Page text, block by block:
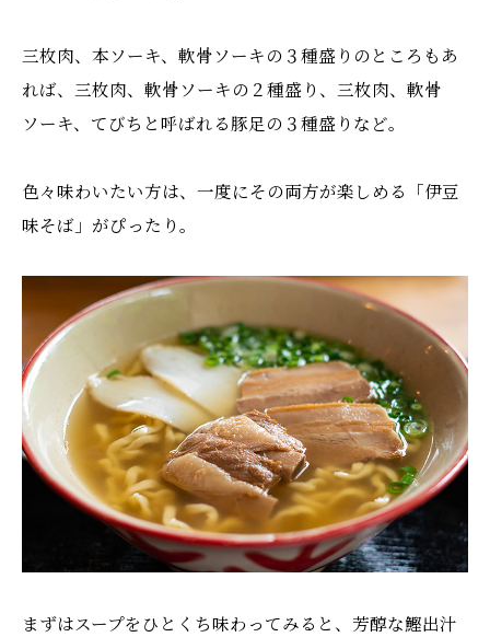
三枚肉、本ソーキ、軟骨ソーキの３種盛りのところもあ
れば、三枚肉、軟骨ソーキの２種盛り、三枚肉、軟骨
ソーキ、てびちと呼ばれる豚足の３種盛りなど。
色々味わいたい方は、一度にその両方が楽しめる「伊豆
味そば」がぴったり。
まずはスープをひとくち味わってみると、芳醇な鰹出汁